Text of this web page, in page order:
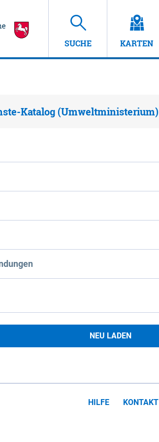
SUCHE KARTEN
Katalog (Umweltministerium)
NEU LADEN
HILFE KONTAKT